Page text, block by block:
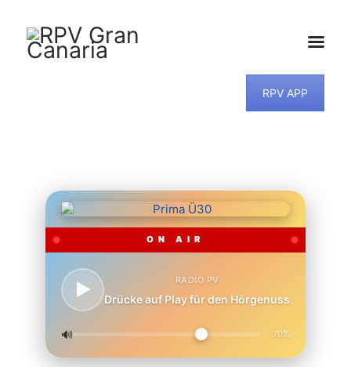
RPV APP
ON AIR
RADIO PV
Drücke auf Play für den Hörgenuss
🔊 70%
MUSIKWUNSCH